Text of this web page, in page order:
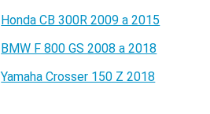
Honda CB 300R 2009 a 2015
BMW F 800 GS 2008 a 2018
Yamaha Crosser 150 Z 2018